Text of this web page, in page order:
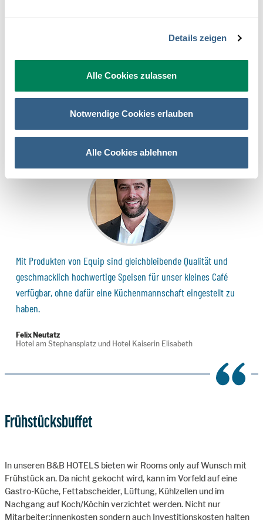
Details zeigen
Alle Cookies zulassen
Notwendige Cookies erlauben
Alle Cookies ablehnen
Verfahrens werden die Gerichte vakuumiert und langfristig
Aufwand und Material fertig gestellt werden. Hierbei muss das
aufgetaut, dann geöffnet und anschließend angerichtet werden.
Felix Neutatz,Boutique Hotel am Stephansplatz, Wien (114
Mit Produkten von Equip sind gleichbleibende Qualität und
geschmacklich hochwertige Speisen für unser kleines Café
verfügbar, ohne dafür eine Küchenmannschaft eingestellt zu
haben.
Felix Neutatz
Hotel am Stephansplatz und Hotel Kaiserin Elisabeth
Frühstücksbuffet
In unseren B&B HOTELS bieten wir Rooms only auf Wunsch mit
Frühstück an. Da nicht gekocht wird, kann im Vorfeld auf eine
Gastro-Küche, Fettabscheider, Lüftung, Kühlzellen und im
Nachgang auf Koch/Köchin verzichtet werden. Nicht nur
Mitarbeiter:innenkosten sondern auch Investitionskosten halten